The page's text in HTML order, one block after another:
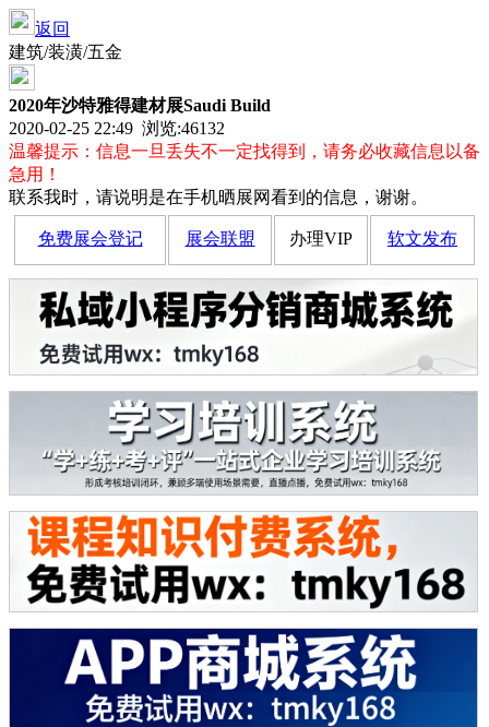
返回
建筑/装潢/五金
2020年沙特雅得建材展Saudi Build
2020-02-25 22:49 浏览:46132
温馨提示：信息一旦丢失不一定找得到，请务必收藏信息以备
急用！
联系我时，请说明是在手机晒展网看到的信息，谢谢。
免费展会登记 展会联盟 办理VIP 软文发布